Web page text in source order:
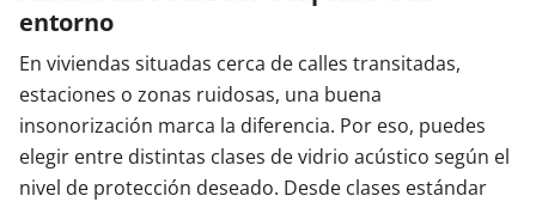
entorno
En viviendas situadas cerca de calles transitadas,
estaciones o zonas ruidosas, una buena
insonorización marca la diferencia. Por eso, puedes
elegir entre distintas clases de vidrio acústico según el
nivel de protección deseado. Desde clases estándar